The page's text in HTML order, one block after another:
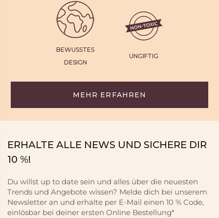
BEWUSSTES
DESIGN
UNGIFTIG
MEHR ERFAHREN
ERHALTE ALLE NEWS UND SICHERE DIR
10 %!
Du willst up to date sein und alles über die neuesten
Trends und Angebote wissen? Melde dich bei unserem
Newsletter an und erhalte per E-Mail einen 10 % Code,
einlösbar bei deiner ersten Online Bestellung*